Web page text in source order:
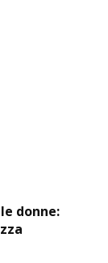
donne: